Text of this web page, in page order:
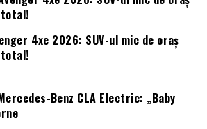
4xe 2026: SUV-ul mic de oraș